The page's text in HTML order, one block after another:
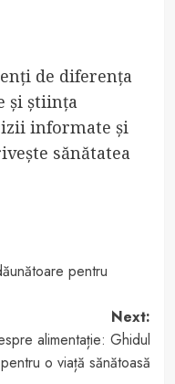
de diferența
și știința
informate și
sănătatea
pentru
Next:
alimentație: Ghidul
pentru o viață sănătoasă